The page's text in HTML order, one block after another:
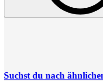
Suchst du nach